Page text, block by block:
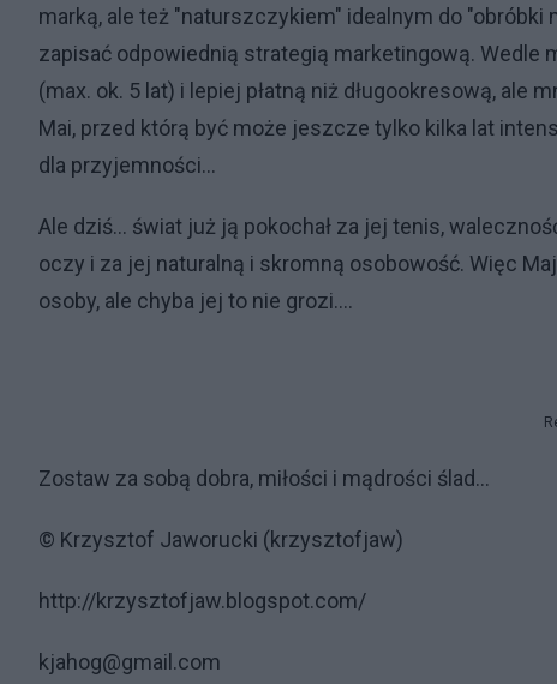
marką, ale też "naturszczykiem" idealnym do
zapisać odpowiednią strategią marketingową. Wedle
(max. ok. 5 lat) i lepiej płatną niż długookresową, ale
Mai, przed którą być może jeszcze tylko kilka lat
dla przyjemności...
Ale dziś... świat już ją pokochał za jej tenis,
oczy i za jej naturalną i skromną osobowość. Więc
osoby, ale chyba jej to nie grozi....
Zostaw za sobą dobra, miłości i mądrości ślad...
© Krzysztof Jaworucki (krzysztofjaw)
http://krzysztofjaw.blogspot.com/
kjahog@gmail.com